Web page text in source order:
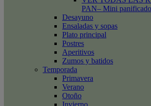
PAN– Mini
Desayuno
Ensaladas y sopas
Plato principal
Postres
Aperitivos
Zumos y batidos
Temporada
Primavera
Verano
Otoño
Invierno